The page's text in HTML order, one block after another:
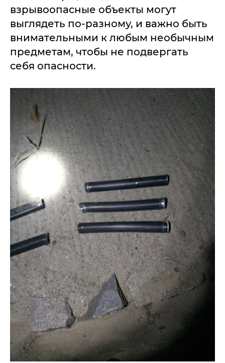
взрывоопасные объекты могут
выглядеть по-разному, и важно быть
внимательными к любым необычным
предметам, чтобы не подвергать
себя опасности.